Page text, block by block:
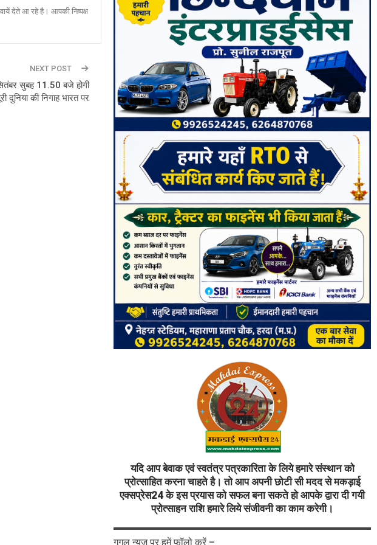
देते आ रहे है। आपकी निष्पक्ष
NEXT POST
सुबह 11.50 बजे होगी
दुनिया की निगाह भारत पर
यदि आप बेवाक एवं स्वतंत्र पत्रकारिता के लिये हमारे संस्थान को
प्रोत्साहित करना चाहते है। तो आप अपनी छोटी सी मदद से मकड़ाई
एक्सप्रेस24 के इस प्रयास को सफल बना सकते हो आपके द्वारा दी गयी
प्रोत्साहन राशि हमारे लिये संजीवनी का काम करेगी।
गूगल न्यूज़ पर हमें फॉलो करें –